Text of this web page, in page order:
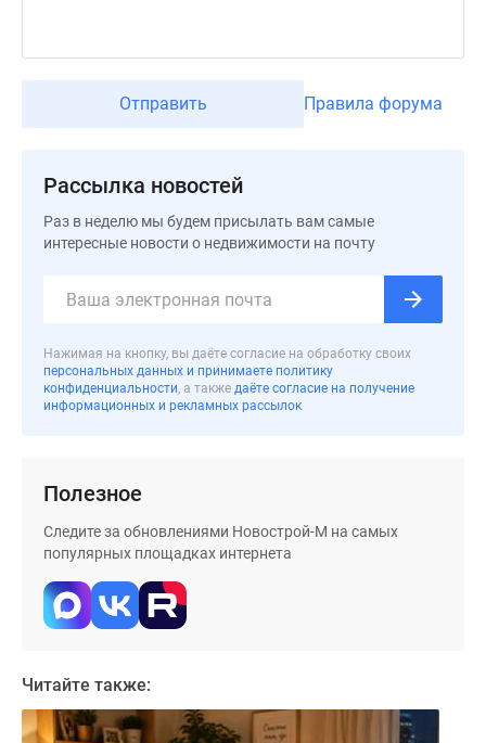
Отправить Правила форума
Рассылка новостей
Раз в неделю мы будем присылать вам самые
интересные новости о недвижимости на почту
Нажимая на кнопку, вы даёте согласие на обработку своих
персональных данных и принимаете политику
конфиденциальности, а также даёте согласие на получение
информационных и рекламных рассылок
Полезное
Следите за обновлениями Новострой-М на самых
популярных площадках интернета
Читайте также: